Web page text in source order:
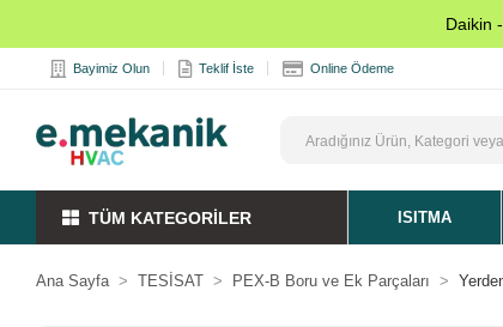
Daikin
Bayimiz Olun Teklif İste Online Ödeme
TÜM KATEGORİLER ISITMA
Ana Sayfa TESİSAT PEX-B Boru ve Ek Parçaları